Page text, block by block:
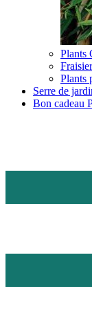
Plants
Plants
Serre de
Bon cadeau